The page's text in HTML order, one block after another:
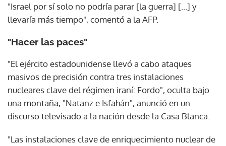
"Israel por sí solo no podría parar [la guerra] [...] y
llevaría más tiempo", comentó a la AFP.
"Hacer las paces"
"El ejército estadounidense llevó a cabo ataques
masivos de precisión contra tres instalaciones
nucleares clave del régimen iraní: Fordo", oculta bajo
una montaña, "Natanz e Isfahán", anunció en un
discurso televisado a la nación desde la Casa Blanca.
"Las instalaciones clave de enriquecimiento nuclear de